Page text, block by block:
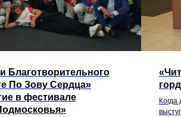
Благотворительного
По Зову Сердца»
в фестивале